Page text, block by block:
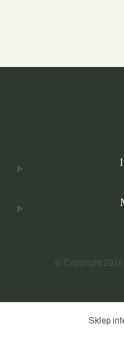
Linki w
© Copyright 2026
Sklep